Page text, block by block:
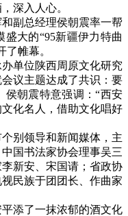
深入人心。
副总经理侯朝震率一帮
大的“95新疆伊力特曲
帷幕。
单位陕西周原文化研究
议主题达成了共识：要
侯朝震特意强调：“西安
化名人，借助文化唱好
别领导和新闻媒体，主
国书法家协会理事吴三
新安、宋国请；省政协
民族于团团长、作曲家
添了一抹浓郁的酒文化